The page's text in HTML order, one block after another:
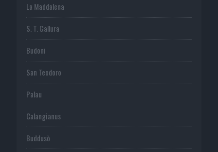
La Maddalena
S. T. Gallura
Budoni
San Teodoro
Palau
Calangianus
Buddusò